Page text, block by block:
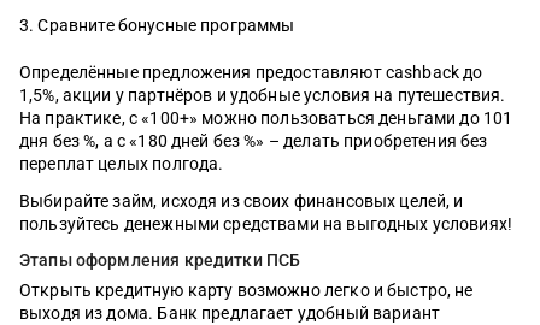
Сравните бонусные программы
Определённые предложения предоставляют cashback до
1,5%, акции у партнёров и удобные условия на путешествия.
На практике, с «100+» можно пользоваться деньгами до 101
дня без %, а с «180 дней без %» – делать приобретения без
переплат целых полгода.
Выбирайте займ, исходя из своих финансовых целей, и
пользуйтесь денежными средствами на выгодных условиях!
Этапы оформления кредитки ПСБ
Открыть кредитную карту возможно легко и быстро, не
выходя из дома. Банк предлагает удобный вариант